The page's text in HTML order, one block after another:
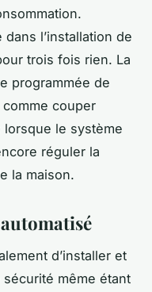
l’installation de
trois fois rien. La
programmée de
couper
le système
réguler la
la maison.
d’installer et
même étant